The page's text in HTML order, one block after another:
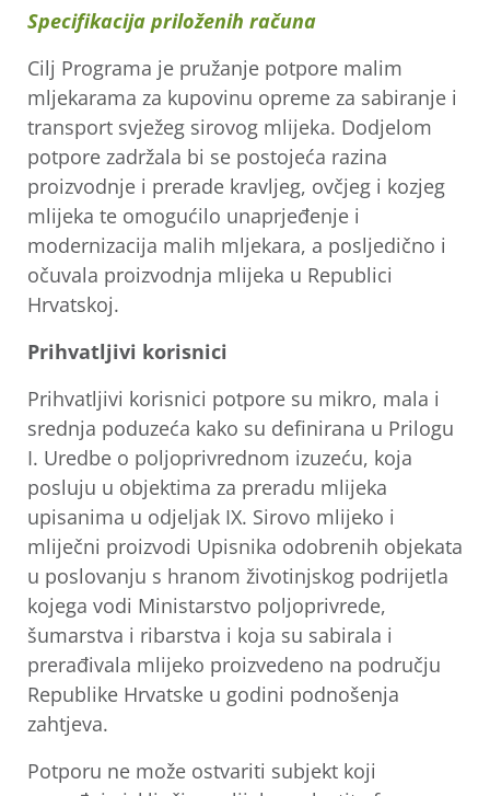
Specifikacija priloženih računa
Cilj Programa je pružanje potpore malim
mljekarama za kupovinu opreme za sabiranje i
transport svježeg sirovog mlijeka. Dodjelom
potpore zadržala bi se postojeća razina
proizvodnje i prerade kravljeg, ovčjeg i kozjeg
mlijeka te omogućilo unaprjeđenje i
modernizacija malih mljekara, a posljedično i
očuvala proizvodnja mlijeka u Republici
Hrvatskoj.
Prihvatljivi korisnici
Prihvatljivi korisnici potpore su mikro, mala i
srednja poduzeća kako su definirana u Prilogu
I. Uredbe o poljoprivrednom izuzeću, koja
posluju u objektima za preradu mlijeka
upisanima u odjeljak IX. Sirovo mlijeko i
mliječni proizvodi Upisnika odobrenih objekata
u poslovanju s hranom životinjskog podrijetla
kojega vodi Ministarstvo poljoprivrede,
šumarstva i ribarstva i koja su sabirala i
prerađivala mlijeko proizvedeno na području
Republike Hrvatske u godini podnošenja
zahtjeva.
Potporu ne može ostvariti subjekt koji